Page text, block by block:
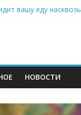
вашу еду насквозь
НОВОСТИ